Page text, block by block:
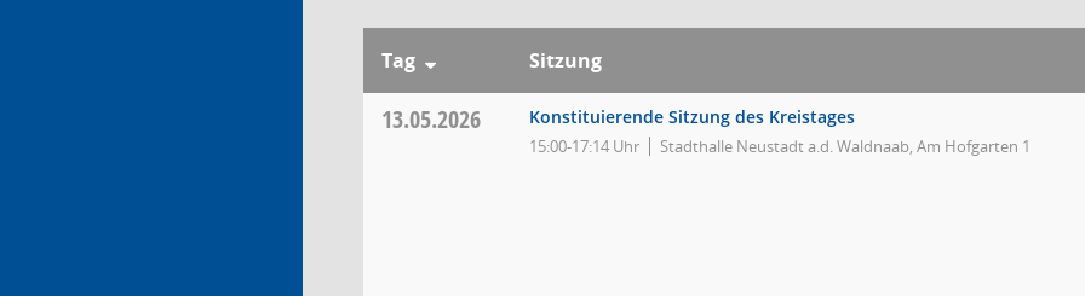
Tag Sitzung
13.05.2026 Konstituierende Sitzung des Kreistages
15:00-17:14 Uhr Stadthalle Neustadt a.d. Waldnaab, Am Hofgarten 1